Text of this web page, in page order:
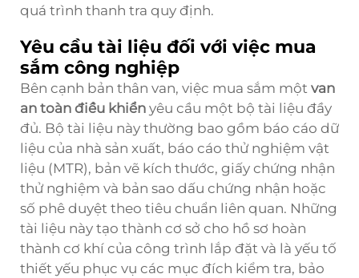
quá trình thanh tra quy định.
Yêu cầu tài liệu đối với việc mua
sắm công nghiệp
Bên cạnh bản thân van, việc mua sắm một van
an toàn điều khiển yêu cầu một bộ tài liệu đầy
đủ. Bộ tài liệu này thường bao gồm báo cáo dữ
liệu của nhà sản xuất, báo cáo thử nghiệm vật
liệu (MTR), bản vẽ kích thước, giấy chứng nhận
thử nghiệm và bản sao dấu chứng nhận hoặc
số phê duyệt theo tiêu chuẩn liên quan. Những
tài liệu này tạo thành cơ sở cho hồ sơ hoàn
thành cơ khí của công trình lắp đặt và là yếu tố
thiết yếu phục vụ các mục đích kiểm tra, bảo